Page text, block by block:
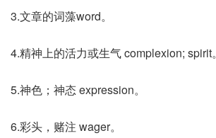
3.文章的词藻word。
4.精神上的活力或生气 complexion; spirit。
5.神色；神态 expression。
6.彩头，赌注 wager。